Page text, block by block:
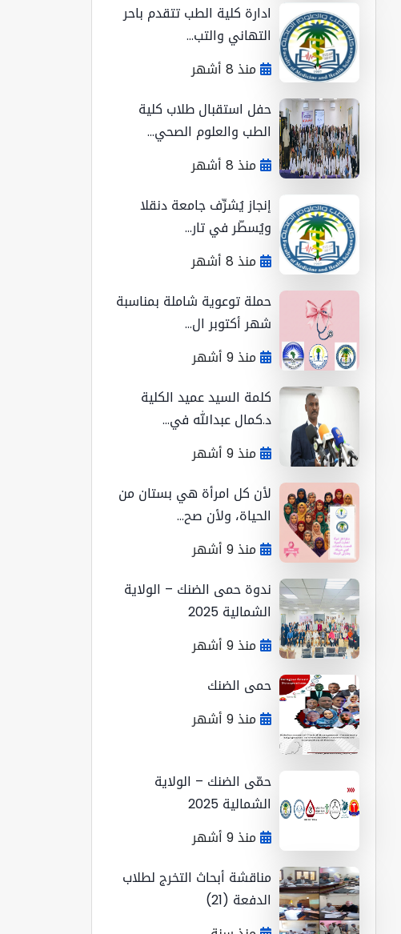
ادارة كلية الطب تتقدم باحر
التهاني والتب...
منذ 8 أشهر
حفل استقبال طلاب كلية
الطب والعلوم الصحي...
منذ 8 أشهر
إنجاز يُشرِّف جامعة دنقلا
ويُسطّر في تار...
منذ 8 أشهر
حملة توعوية شاملة بمناسبة
شهر أكتوبر ال...
منذ 9 أشهر
كلمة السيد عميد الكلية
د.كمال عبدالله في...
منذ 9 أشهر
لأن كل امرأة هي بستان من
الحياة، ولأن صح...
منذ 9 أشهر
ندوة حمى الضنك – الولاية
الشمالية 2025
منذ 9 أشهر
حمى الضنك
منذ 9 أشهر
حمّى الضنك – الولاية
الشمالية 2025
منذ 9 أشهر
مناقشة أبحاث التخرج لطلاب
الدفعة (21)